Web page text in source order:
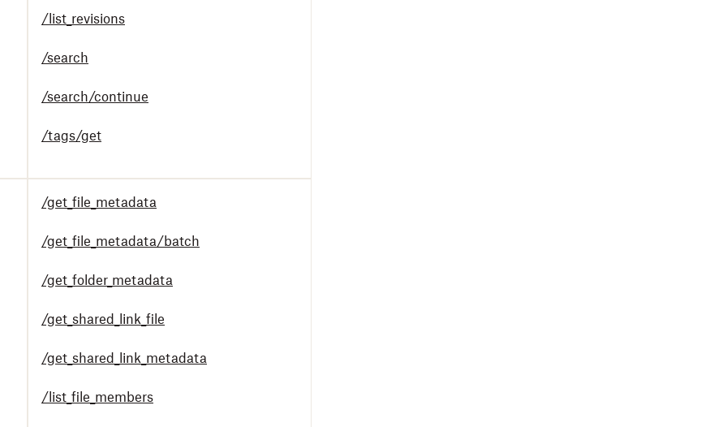
/list_revisions
/search
/search/continue
/tags/get
/get_file_metadata
/get_file_metadata/batch
/get_folder_metadata
/get_shared_link_file
/get_shared_link_metadata
/list_file_members